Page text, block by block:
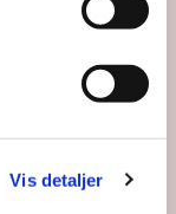
Vis detaljer